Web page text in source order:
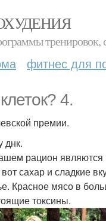
тренировок,
фитнес для
4.
премии.
днк.
рацион
сахар и сладкие
Красное мясо в
токсины.